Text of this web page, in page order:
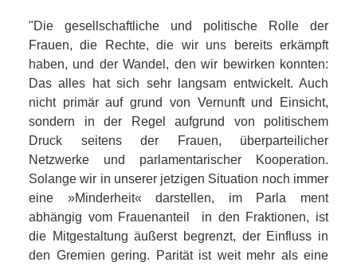
"Die gesellschaftliche und politische Rolle der
Frauen, die Rechte, die wir uns bereits erkämpft
haben, und der Wandel, den wir bewirken konnten:
Das alles hat sich sehr langsam entwickelt. Auch
nicht primär auf­ grund von Vernunft und Einsicht,
sondern in der Regel aufgrund von politischem
Druck seitens der Frauen, überparteilicher
Netzwerke und parlamentarischer Kooperation.
Solange wir in unserer jetzigen Situation noch immer
eine »Minderheit« darstellen, im Parla­ ment
abhängig vom Frauenanteil in den Fraktionen, ist
die Mitgestaltung äußerst begrenzt, der Einfluss in
den Gremien gering. Parität ist weit mehr als eine